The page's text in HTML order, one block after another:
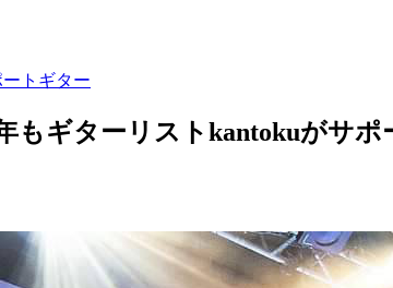
トギター
ギターリストkantokuがサポ